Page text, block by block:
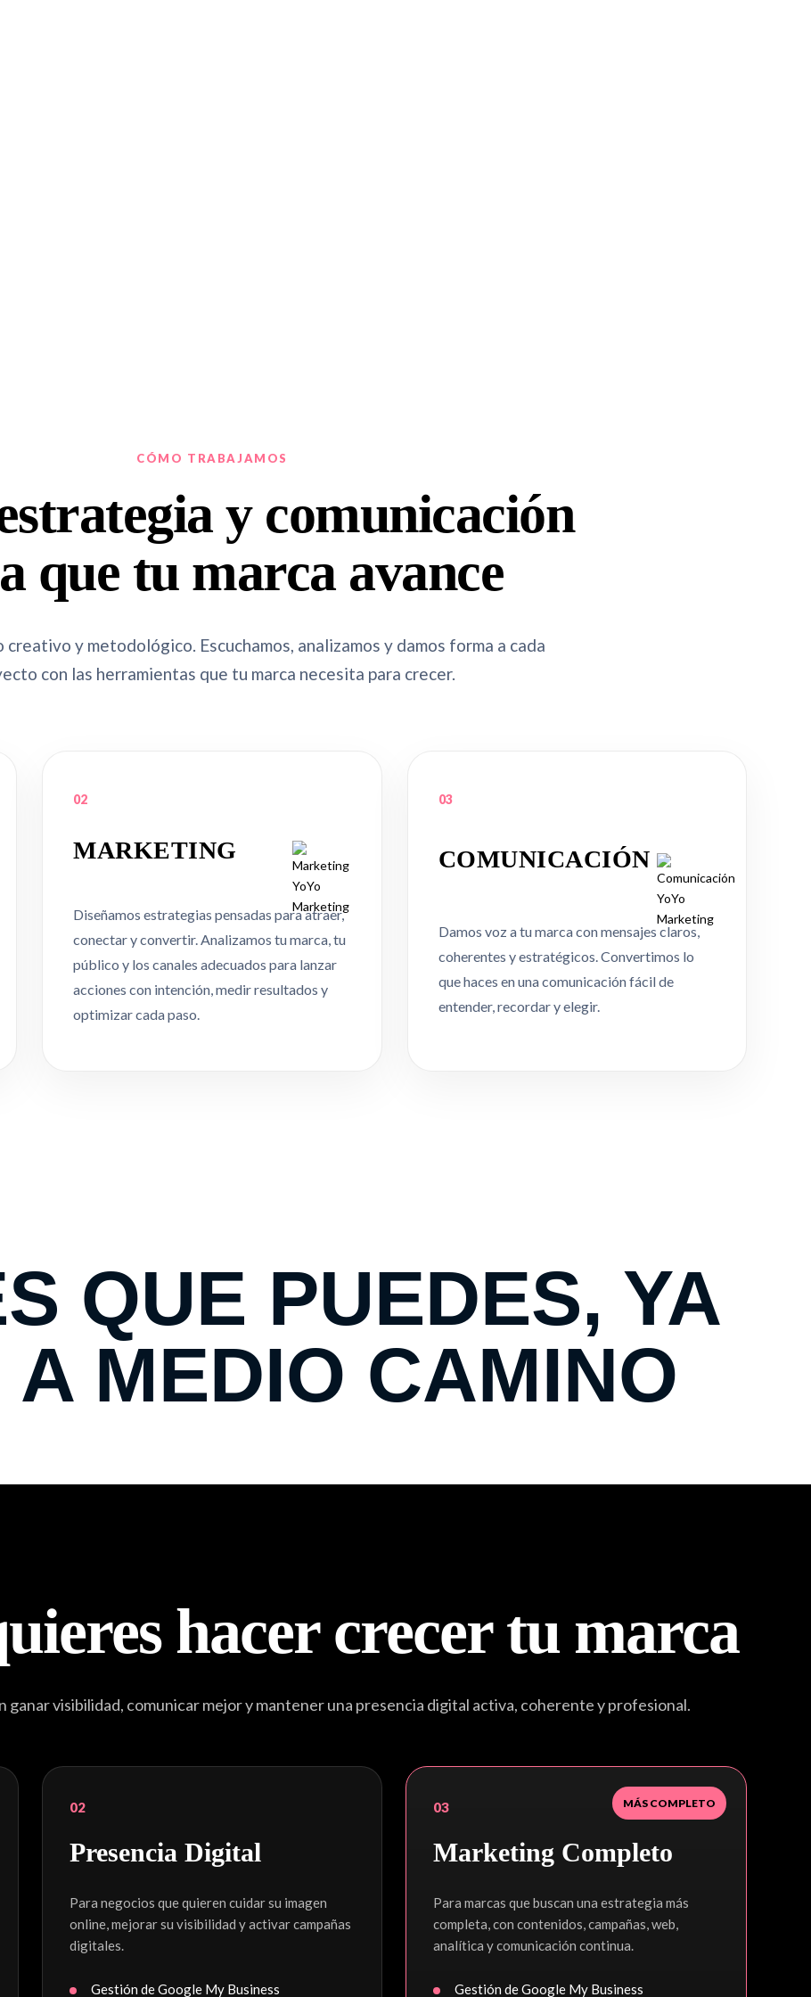
CÓMO TRABAJAMOS
y comunicación
que tu marca avance
creativo y metodológico. Escuchamos, analizamos y damos forma a cada
con las herramientas que tu marca necesita para crecer.
02
MARKETING
Diseñamos estrategias pensadas para atraer,
conectar y convertir. Analizamos tu marca, tu
público y los canales adecuados para lanzar
acciones con intención, medir resultados y
optimizar cada paso.
03
COMUNICACIÓN
Damos voz a tu marca con mensajes claros,
coherentes y estratégicos. Convertimos lo
que haces en una comunicación fácil de
entender, recordar y elegir.
QUE PUEDES, YA
A MEDIO CAMINO
hacer crecer tu marca
ganar visibilidad, comunicar mejor y mantener una presencia digital activa, coherente y profesional.
02
Presencia Digital
Para negocios que quieren cuidar su imagen
online, mejorar su visibilidad y activar campañas
digitales.
Gestión de Google My Business
MÁS COMPLETO
03
Marketing Completo
Para marcas que buscan una estrategia más
completa, con contenidos, campañas, web,
analítica y comunicación continua.
Gestión de Google My Business